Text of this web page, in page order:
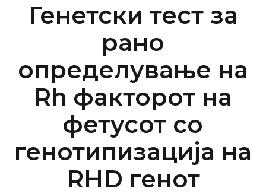
Генетски тест за
рано
определување на
Rh факторот на
фетусот со
генотипизација на
RHD генот